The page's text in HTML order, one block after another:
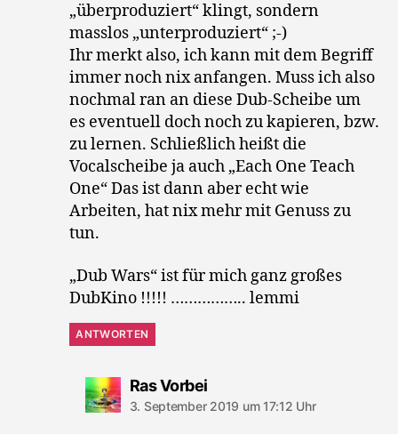
„überproduziert“ klingt, sondern
masslos „unterproduziert“ ;-)
Ihr merkt also, ich kann mit dem Begriff
immer noch nix anfangen. Muss ich also
nochmal ran an diese Dub-Scheibe um
es eventuell doch noch zu kapieren, bzw.
zu lernen. Schließlich heißt die
Vocalscheibe ja auch „Each One Teach
One“ Das ist dann aber echt wie
Arbeiten, hat nix mehr mit Genuss zu
tun.
„Dub Wars“ ist für mich ganz großes
DubKino !!!!! …………….. lemmi
ANTWORTEN
Ras Vorbeisagt:
3. September 2019 um 17:12 Uhr